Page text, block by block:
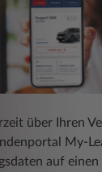
über Ihren
My-
auf